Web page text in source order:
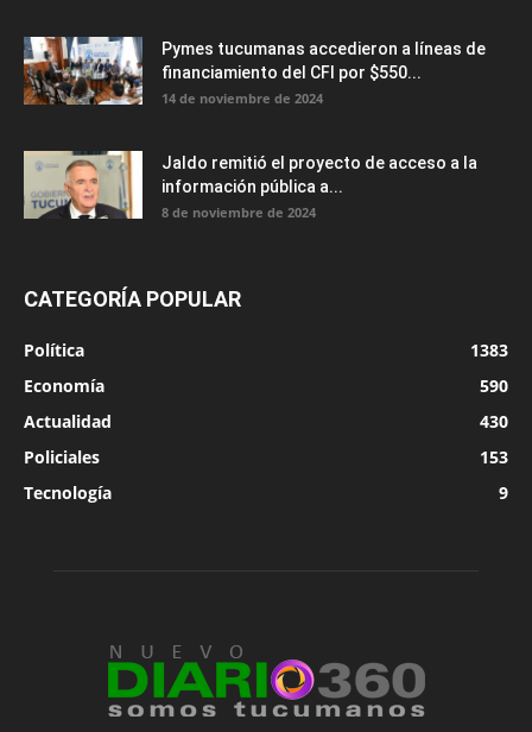
Pymes tucumanas accedieron a líneas de
financiamiento del CFI por $550...
14 de noviembre de 2024
Jaldo remitió el proyecto de acceso a la
información pública a...
8 de noviembre de 2024
CATEGORÍA POPULAR
Política
1383
Economía
590
Actualidad
430
Policiales
153
Tecnología
9